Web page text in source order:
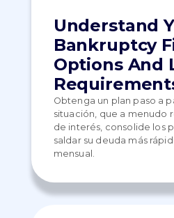
Understand
Bankruptcy
Options And
Obtenga un plan paso a
situación, que a menudo
de interés, consolide los
saldar su deuda más
mensual.